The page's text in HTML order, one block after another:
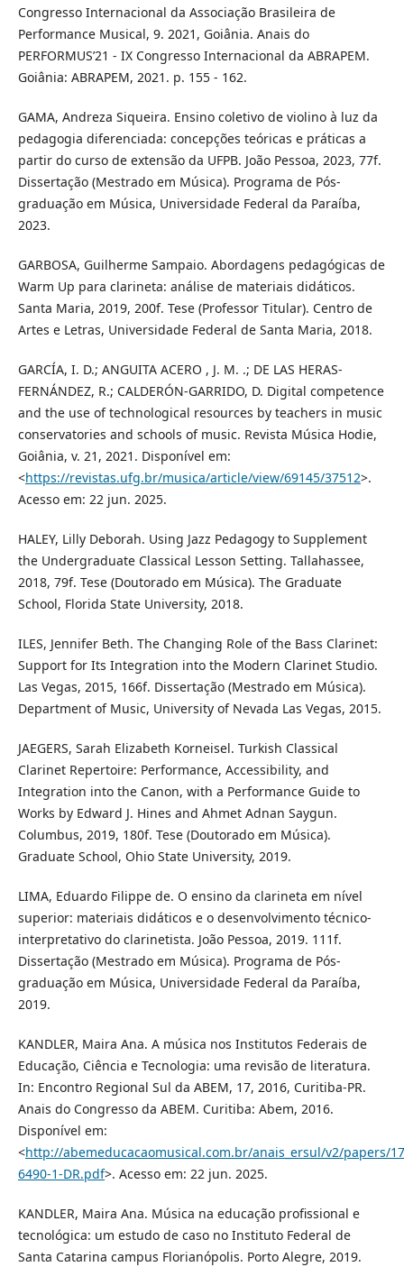
Congresso Internacional da Associação Brasileira de
Performance Musical, 9. 2021, Goiânia. Anais do
PERFORMUS’21 - IX Congresso Internacional da ABRAPEM.
Goiânia: ABRAPEM, 2021. p. 155 - 162.
GAMA, Andreza Siqueira. Ensino coletivo de violino à luz da
pedagogia diferenciada: concepções teóricas e práticas a
partir do curso de extensão da UFPB. João Pessoa, 2023, 77f.
Dissertação (Mestrado em Música). Programa de Pós-
graduação em Música, Universidade Federal da Paraíba,
2023.
GARBOSA, Guilherme Sampaio. Abordagens pedagógicas de
Warm Up para clarineta: análise de materiais didáticos.
Santa Maria, 2019, 200f. Tese (Professor Titular). Centro de
Artes e Letras, Universidade Federal de Santa Maria, 2018.
GARCÍA, I. D.; ANGUITA ACERO , J. M. .; DE LAS HERAS-
FERNÁNDEZ, R.; CALDERÓN-GARRIDO, D. Digital competence
and the use of technological resources by teachers in music
conservatories and schools of music. Revista Música Hodie,
Goiânia, v. 21, 2021. Disponível em:
<https://revistas.ufg.br/musica/article/view/69145/37512>.
Acesso em: 22 jun. 2025.
HALEY, Lilly Deborah. Using Jazz Pedagogy to Supplement
the Undergraduate Classical Lesson Setting. Tallahassee,
2018, 79f. Tese (Doutorado em Música). The Graduate
School, Florida State University, 2018.
ILES, Jennifer Beth. The Changing Role of the Bass Clarinet:
Support for Its Integration into the Modern Clarinet Studio.
Las Vegas, 2015, 166f. Dissertação (Mestrado em Música).
Department of Music, University of Nevada Las Vegas, 2015.
JAEGERS, Sarah Elizabeth Korneisel. Turkish Classical
Clarinet Repertoire: Performance, Accessibility, and
Integration into the Canon, with a Performance Guide to
Works by Edward J. Hines and Ahmet Adnan Saygun.
Columbus, 2019, 180f. Tese (Doutorado em Música).
Graduate School, Ohio State University, 2019.
LIMA, Eduardo Filippe de. O ensino da clarineta em nível
superior: materiais didáticos e o desenvolvimento técnico-
interpretativo do clarinetista. João Pessoa, 2019. 111f.
Dissertação (Mestrado em Música). Programa de Pós-
graduação em Música, Universidade Federal da Paraíba,
2019.
KANDLER, Maira Ana. A música nos Institutos Federais de
Educação, Ciência e Tecnologia: uma revisão de literatura.
In: Encontro Regional Sul da ABEM, 17, 2016, Curitiba-PR.
Anais do Congresso da ABEM. Curitiba: Abem, 2016.
Disponível em:
<http://abemeducacaomusical.com.br/anais_ersul/v2/papers/
6490-1-DR.pdf>. Acesso em: 22 jun. 2025.
KANDLER, Maira Ana. Música na educação profissional e
tecnológica: um estudo de caso no Instituto Federal de
Santa Catarina campus Florianópolis. Porto Alegre, 2019.